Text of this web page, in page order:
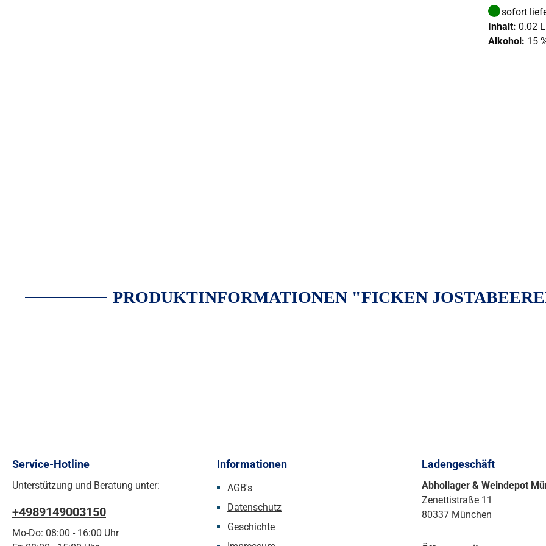
sofort
Inhalt: 0.02
Alkohol: 15
PRODUKTINFORMATIONEN "FICKEN
Service-Hotline
Unterstützung und Beratung unter:
+4989149003150
Mo-Do: 08:00 - 16:00 Uhr
Informationen
AGB's
Datenschutz
Geschichte
Ladengeschäft
Abhollager & Weindepot
Zenettistraße 11
80337 München